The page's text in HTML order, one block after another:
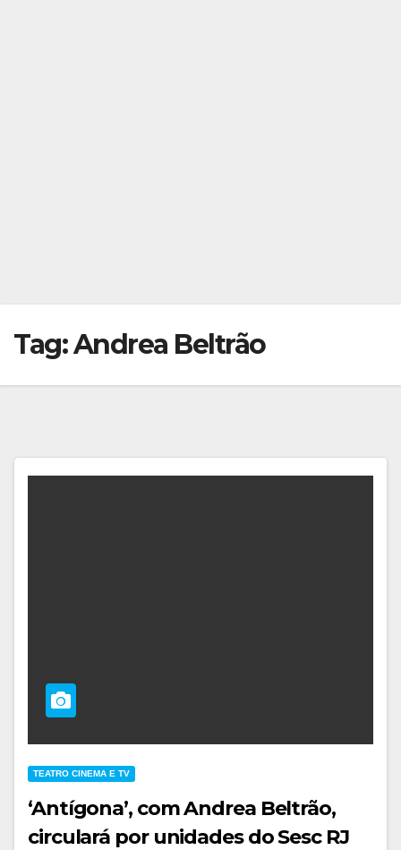
Tag:Andrea Beltrão
TEATRO CINEMA E TV
‘Antígona’, com Andrea Beltrão,
circulará por unidades do Sesc RJ